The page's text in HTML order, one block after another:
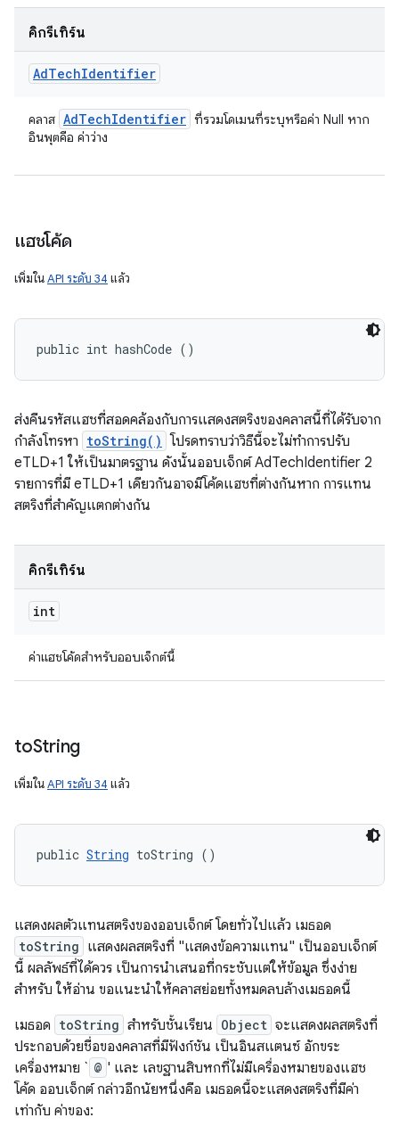
คิกรีเทิร์น
AdTechIdentifier
คลาส AdTechIdentifier ที่รวมโดเมนที่ระบุหรือค่า Null หาก
อินพุตคือ ค่าว่าง
แฮชโค้ด
เพิ่มในAPI ระดับ 34 แล้ว
public int hashCode ()
ส่งคืนรหัสแฮชที่สอดคล้องกับการแสดงสตริงของคลาสนี้ที่ได้รับจาก
กำลังโทรหา toString() โปรดทราบว่าวิธีนี้จะไม่ทำการปรับ
eTLD+1 ให้เป็นมาตรฐาน ดังนั้นออบเจ็กต์ AdTechIdentifier 2
รายการที่มี eTLD+1 เดียวกันอาจมีโค้ดแฮชที่ต่างกันหาก การแทน
สตริงที่สำคัญแตกต่างกัน
คิกรีเทิร์น
int
ค่าแฮชโค้ดสำหรับออบเจ็กต์นี้
toString
เพิ่มในAPI ระดับ 34 แล้ว
public String toString ()
แสดงผลตัวแทนสตริงของออบเจ็กต์ โดยทั่วไปแล้ว เมธอด
toString แสดงผลสตริงที่ "แสดงข้อความแทน" เป็นออบเจ็กต์
นี้ ผลลัพธ์ที่ได้ควร เป็นการนำเสนอที่กระชับแต่ให้ข้อมูล ซึ่งง่าย
สำหรับ ให้อ่าน ขอแนะนำให้คลาสย่อยทั้งหมดลบล้างเมธอดนี้
เมธอด toString สำหรับชั้นเรียน Object จะแสดงผลสตริงที่
ประกอบด้วยชื่อของคลาสที่มีฟังก์ชัน เป็นอินสแตนซ์ อักขระ
เครื่องหมาย ` @ ' และ เลขฐานสิบหกที่ไม่มีเครื่องหมายของแฮช
โค้ด ออบเจ็กต์ กล่าวอีกนัยหนึ่งคือ เมธอดนี้จะแสดงสตริงที่มีค่า
เท่ากับ ค่าของ: